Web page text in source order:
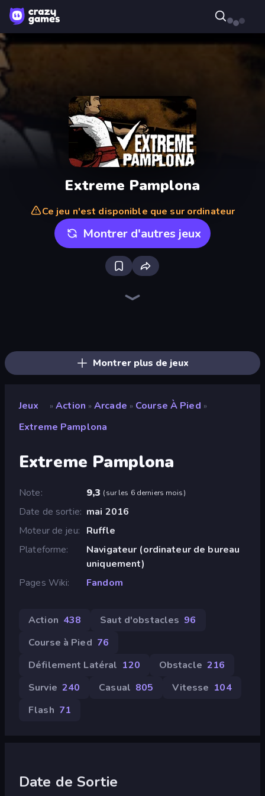
Extreme Pamplona
Ce jeu n'est disponible que sur ordinateur
Montrer d'autres jeux
Montrer plus de jeux
Jeux » Action » Arcade » Course À Pied »
Extreme Pamplona
Extreme Pamplona
Note 9,3 (sur les 6 derniers mois)
Date de sortie mai 2016
Moteur de jeu
Ruffle
Plateforme
Navigateur (ordinateur de bureau
uniquement)
Pages Wiki
Fandom
Action 438 Saut d'obstacles 96
Course à Pied 76
Défilement Latéral 120 Obstacle 216
Survie 240 Casual 805 Vitesse 104
Flash 71
Date de Sortie